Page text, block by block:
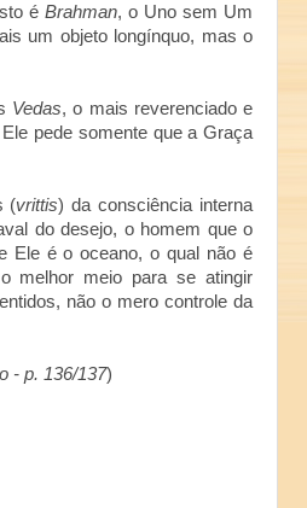
é Brahman, o Uno sem Um
um objeto longínquo, mas o
Vedas, o mais reverenciado e
Ele pede somente que a Graça
(vrittis) da consciência interna
do desejo, o homem que o
Ele é o oceano, o qual não é
melhor meio para se atingir
não o mero controle da
- p. 136/137)